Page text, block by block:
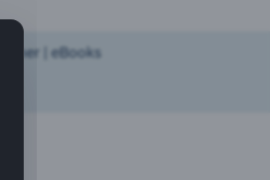
Bücher | eBooks